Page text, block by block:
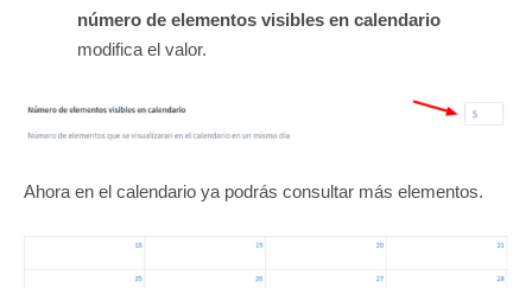
número de elementos visibles en calendario
modifica el valor.
Ahora en el calendario ya podrás consultar más elementos.